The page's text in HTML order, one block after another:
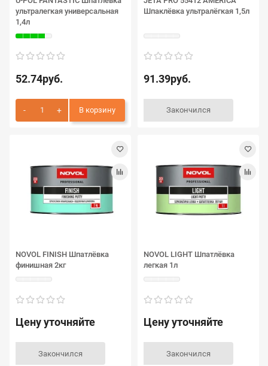
ультралегкая универсальная
1,4л
52.74руб.
В корзину
Шпаклёвка ультралёгкая 1,5л
91.39руб.
Закончился
NOVOL FINISH Шпатлёвка
финишная 2кг
Цену уточняйте
Закончился
NOVOL LIGHT Шпатлёвка
легкая 1л
Цену уточняйте
Закончился